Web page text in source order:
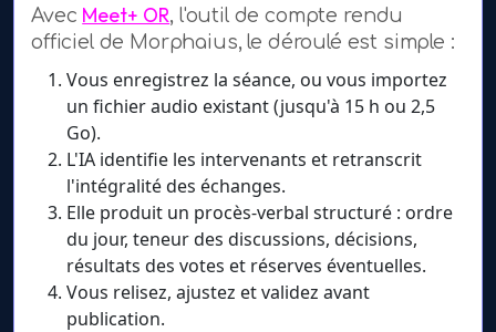
Avec Meet+ OR, l'outil de compte rendu
officiel de Morphaius, le déroulé est simple :
Vous enregistrez la séance, ou vous importez
un fichier audio existant (jusqu'à 15 h ou 2,5
Go).
L'IA identifie les intervenants et retranscrit
l'intégralité des échanges.
Elle produit un procès-verbal structuré : ordre
du jour, teneur des discussions, décisions,
résultats des votes et réserves éventuelles.
Vous relisez, ajustez et validez avant
publication.